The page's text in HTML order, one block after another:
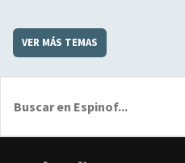
VER MÁS TEMAS